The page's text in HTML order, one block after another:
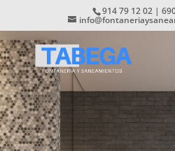
914 79 12 02 |